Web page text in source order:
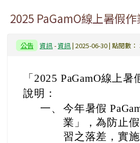
2025 PaGamO線上暑假作
公告 資訊-資訊| 2025-06-30 | 點閱數：
「2025 PaGamO線上暑
說明：
一、 今年暑假
業」，為防止
習之落差，實